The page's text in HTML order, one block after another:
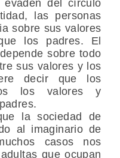
del círculo
las personas
sobre sus valores
los padres. El
sobre todo
sus valores y los
decir que los
los valores y
la sociedad de
al imaginario de
casos nos
que ocupan